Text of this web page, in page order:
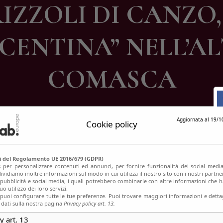
DI
COMASCA
Cookie policy Aggiornata al 19/
Regolamento UE 2016/679 (GDPR)
per personalizzare contenuti ed annunci, per fornire funzionalità dei social
inoltre informazioni sul modo in cui utilizza il nostro sito con i nostri
e social media, i quali potrebbero combinarle con altre informazioni che
utilizzo dei loro servizi.
configurare tutte le tue preferenze. Puoi trovare maggiori informazioni e
sulla nostra pagina Privacy policy art. 13.
art. 13